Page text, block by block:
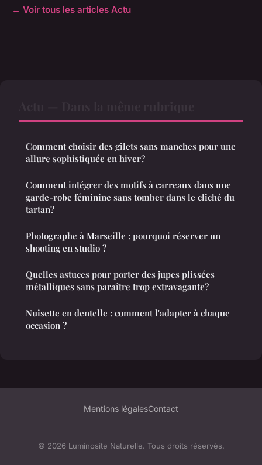
← Voir tous les articles Actu
Comment choisir des gilets sans manches pour une
allure sophistiquée en hiver?
Comment intégrer des motifs à carreaux dans une
garde-robe féminine sans tomber dans le cliché du
tartan?
Photographe à Marseille : pourquoi réserver un
shooting en studio ?
Quelles astuces pour porter des jupes plissées
métalliques sans paraître trop extravagante?
Nuisette en dentelle : comment l'adapter à chaque
occasion ?
Mentions légalesContact
© 2026 Luminosite Naturelle. Tous droits réservés.